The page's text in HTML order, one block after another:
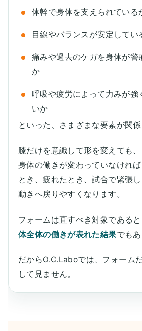
体幹で身体を支えられている
目線やバランスが安定してい
痛みや過去のケガを身体が警
か
呼吸や疲労によって力みが強
いか
といった、さまざまな要素が関係
膝だけを意識して形を変えても
身体の働きが変わっていなけれ
とき、疲れたとき、試合で緊張
動きへ戻りやすくなります。
フォームは直すべき対象であると
体全体の働きが表れた結果でもあ
だからO.C.Laboでは、フォーム
して見ません。